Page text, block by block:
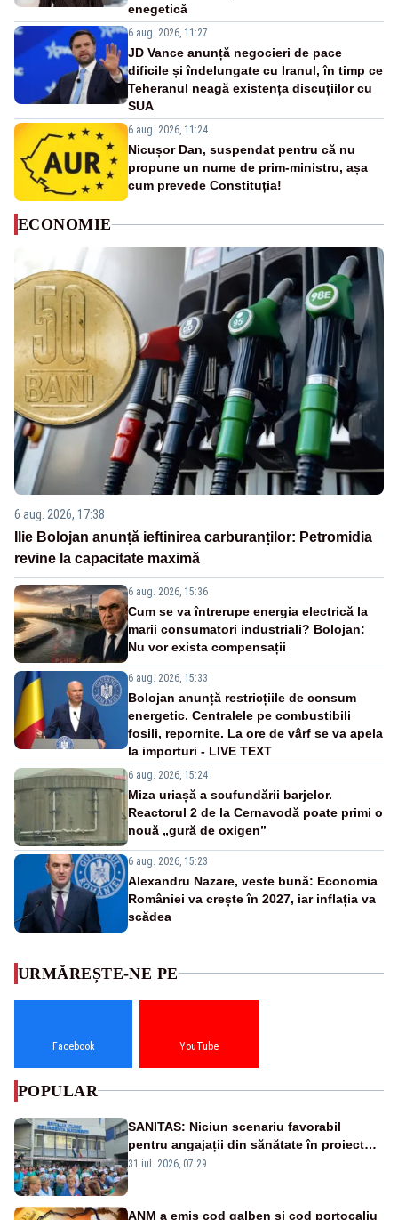
enegetică
6 aug. 2026, 11:27
JD Vance anunță negocieri de pace
dificile și îndelungate cu Iranul, în timp ce
Teheranul neagă existența discuțiilor cu
SUA
6 aug. 2026, 11:24
Nicușor Dan, suspendat pentru că nu
propune un nume de prim-ministru, așa
cum prevede Constituția!
ECONOMIE
6 aug. 2026, 17:38
Ilie Bolojan anunță ieftinirea carburanților: Petromidia
revine la capacitate maximă
6 aug. 2026, 15:36
Cum se va întrerupe energia electrică la
marii consumatori industriali? Bolojan:
Nu vor exista compensații
6 aug. 2026, 15:33
Bolojan anunță restricțiile de consum
energetic. Centralele pe combustibili
fosili, repornite. La ore de vârf se va apela
la importuri - LIVE TEXT
6 aug. 2026, 15:24
Miza uriașă a scufundării barjelor.
Reactorul 2 de la Cernavodă poate primi o
nouă „gură de oxigen”
6 aug. 2026, 15:23
Alexandru Nazare, veste bună: Economia
României va crește în 2027, iar inflația va
scădea
URMĂREȘTE-NE PE
Facebook YouTube
POPULAR
SANITAS: Niciun scenariu favorabil
pentru angajații din sănătate în proiectul
Legii salarizării
31 iul. 2026, 07:29
ANM a emis cod galben și cod portocaliu